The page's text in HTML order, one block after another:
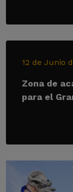
12 de Junio
Zona de
para el